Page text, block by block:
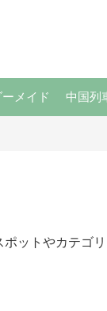
メイド 中国列
ットやカテゴ